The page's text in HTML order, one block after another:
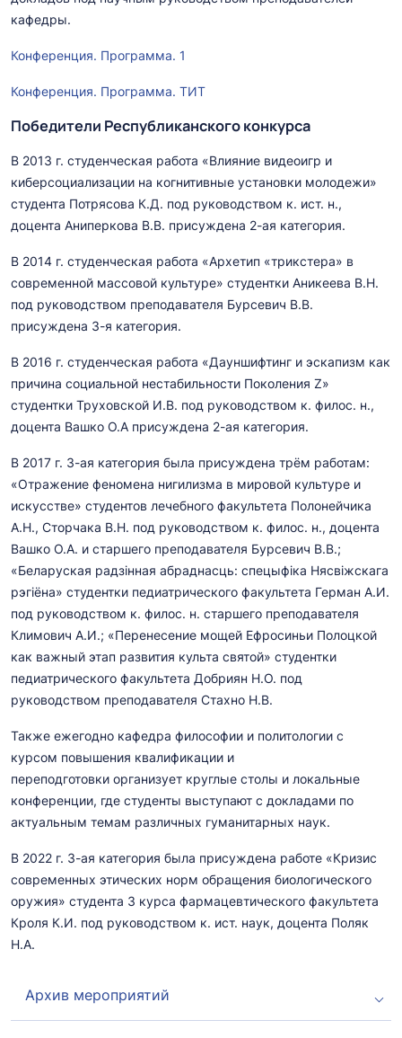
кафедры.
Конференция. Программа. 1
Конференция. Программа. ТИТ
Победители Республиканского конкурса
В 2013 г. студенческая работа «Влияние видеоигр и
киберсоциализации на когнитивные установки молодежи»
студента Потрясова К.Д. под руководством к. ист. н.,
доцента Аниперкова В.В. присуждена 2-ая категория.
В 2014 г. студенческая работа «Архетип «трикстера» в
современной массовой культуре» студентки Аникеева В.Н.
под руководством преподавателя Бурсевич В.В.
присуждена 3-я категория.
В 2016 г. студенческая работа «Дауншифтинг и эскапизм как
причина социальной нестабильности Поколения Z»
студентки Труховской И.В. под руководством к. филос. н.,
доцента Вашко О.А присуждена 2-ая категория.
В 2017 г. 3-ая категория была присуждена трём работам:
«Отражение феномена нигилизма в мировой культуре и
искусстве» студентов лечебного факультета Полонейчика
А.Н., Сторчака В.Н. под руководством к. филос. н., доцента
Вашко О.А. и старшего преподавателя Бурсевич В.В.;
«Беларуская радзінная абраднасць: спецыфіка Нясвіжскага
рэгіёна» студентки педиатрического факультета Герман А.И.
под руководством к. филос. н. старшего преподавателя
Климович А.И.; «Перенесение мощей Ефросиньи Полоцкой
как важный этап развития культа святой» студентки
педиатрического факультета Добриян Н.О. под
руководством преподавателя Стахно Н.В.
Также ежегодно кафедра философии и политологии с
курсом повышения квалификации и
переподготовки организует круглые столы и локальные
конференции, где студенты выступают с докладами по
актуальным темам различных гуманитарных наук.
В 2022 г. 3-ая категория была присуждена работе «Кризис
современных этических норм обращения биологического
оружия» студента 3 курса фармацевтического факультета
Кроля К.И. под руководством к. ист. наук, доцента Поляк
Н.А.
Архив мероприятий